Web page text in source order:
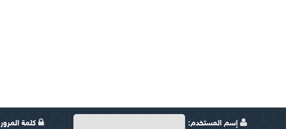
إسم المستخدم: كلمة